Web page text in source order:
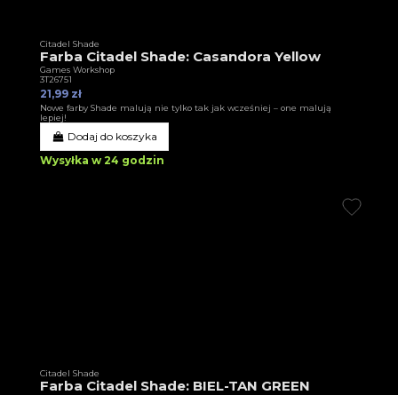
Citadel Shade
Farba Citadel Shade: Casandora Yellow
Games Workshop
3T26751
21,99 zł
Nowe farby Shade malują nie tylko tak jak wcześniej – one malują
lepiej!
Dodaj do koszyka
Wysyłka w 24 godzin
Citadel Shade
Farba Citadel Shade: BIEL-TAN GREEN